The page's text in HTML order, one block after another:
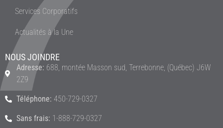
Services Corporatifs
Actualités à la Une
NOUS JOINDRE
Adresse: 688, montée Masson sud, Terrebonne, (Québec) J6W
2Z9
Téléphone: 450-729-0327
Sans frais: 1-888-729-0327